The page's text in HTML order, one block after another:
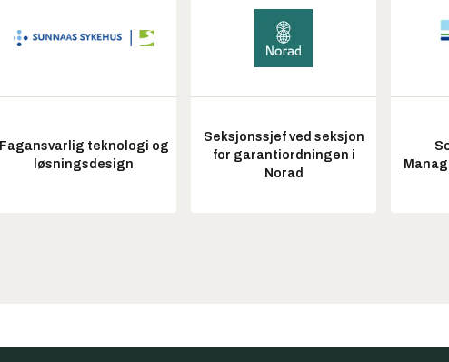
Fagansvarlig teknologi og
løsningsdesign
Seksjonssjef ved seksjon
for garantiordningen i
Norad